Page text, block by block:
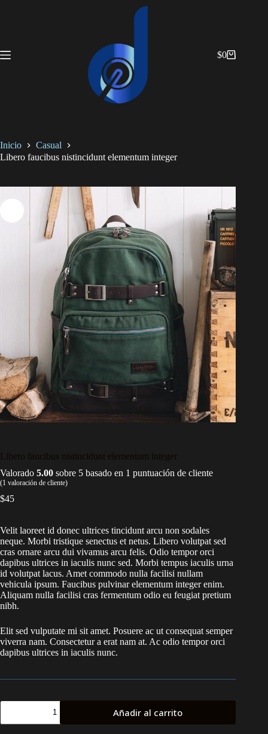
Carro
$0
Inicio
Casual
Libero faucibus nistincidunt elementum integer
Libero faucibus nistincidunt elementum integer
Valorado 5.00 sobre 5 basado en 1 puntuación de cliente
(1 valoración de cliente)
$45
Velit laoreet id donec ultrices tincidunt arcu non sodales
neque. Morbi tristique senectus et netus. Libero volutpat sed
cras ornare arcu dui vivamus arcu felis. Odio tempor orci
dapibus ultrices in iaculis nunc sed. Morbi tempus iaculis urna
id volutpat lacus. Amet commodo nulla facilisi nullam
vehicula ipsum. Faucibus pulvinar elementum integer enim.
Aliquam nulla facilisi cras fermentum odio eu feugiat pretium
nibh.
Elit sed vulputate mi sit amet. Posuere ac ut consequat semper
viverra nam. Consectetur a erat nam at. Ac odio tempor orci
dapibus ultrices in iaculis nunc.
Libero
nistincidunt
Añadir al carrito